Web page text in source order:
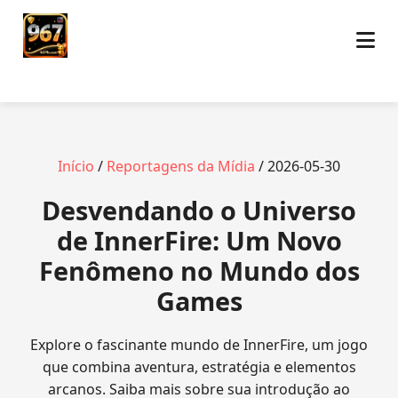
Início / Reportagens da Mídia / 2026-05-30
Desvendando o Universo
de InnerFire: Um Novo
Fenômeno no Mundo dos
Games
Explore o fascinante mundo de InnerFire, um jogo
que combina aventura, estratégia e elementos
arcanos. Saiba mais sobre sua introdução ao